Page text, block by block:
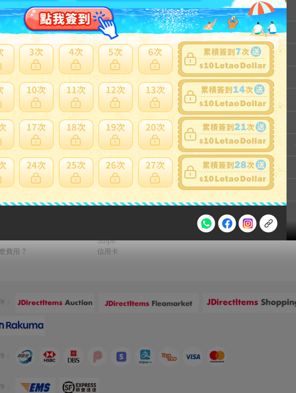
2026年8月31日晚上23:59結束。
，逾期不得補簽。
Letao Dollar」。
0~0件 / 0件跳至 頁
家寄錯全額處理 運送損壞全額理賠
費用 ?
支付方式
FPS 轉數快 / Tap & Go 拍住賞 - FPS
銀行轉帳
Stripe
信用卡
特
鐵
精
加
：
：
：